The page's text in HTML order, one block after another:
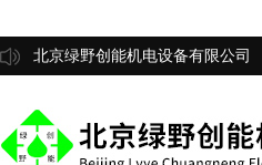
北京绿野创能机电设备有限公司